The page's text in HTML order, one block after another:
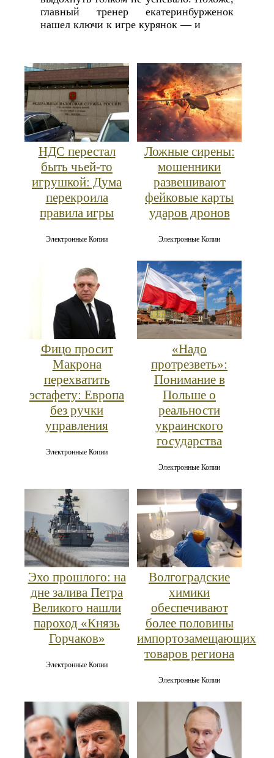
главный тренер екатеринбурженок
нашел ключи к игре курянок — и
НДС перестал
быть чьей-то
игрушкой: Дума
перекроила
правила игры
Электронные Копии
Ложные сирены:
мошенники
развешивают
фейковые карты
ударов дронов
Электронные Копии
Фицо просит
Макрона
перехватить
эстафету: Европа
без ручки
управления
Электронные Копии
«Надо
протрезветь»:
Понимание в
Польше о
реальности
украинского
государства
Электронные Копии
Эхо прошлого: на
дне залива Петра
Великого нашли
пароход «Князь
Горчаков»
Электронные Копии
Волгоградские
химики
обеспечивают
более половины
импортозамещающих
товаров региона
Электронные Копии